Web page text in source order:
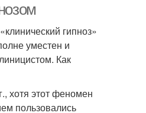
гипноз»
уместен и
Как
хотя этот феномен
пользовались